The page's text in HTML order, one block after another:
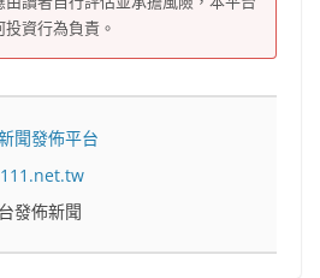
資行為負責。
聞發佈平台
發佈新聞